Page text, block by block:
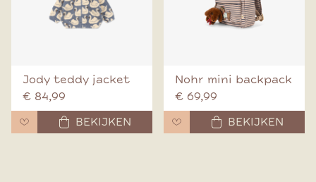
Jody teddy jacket
€ 84,99
BEKIJKEN
Nohr mini backpack
€ 69,99
BEKIJKEN